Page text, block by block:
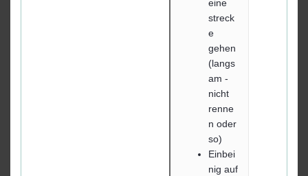
eine
streck
e
gehen
(langs
am -
nicht
renne
n oder
so)
Einbei
nig auf